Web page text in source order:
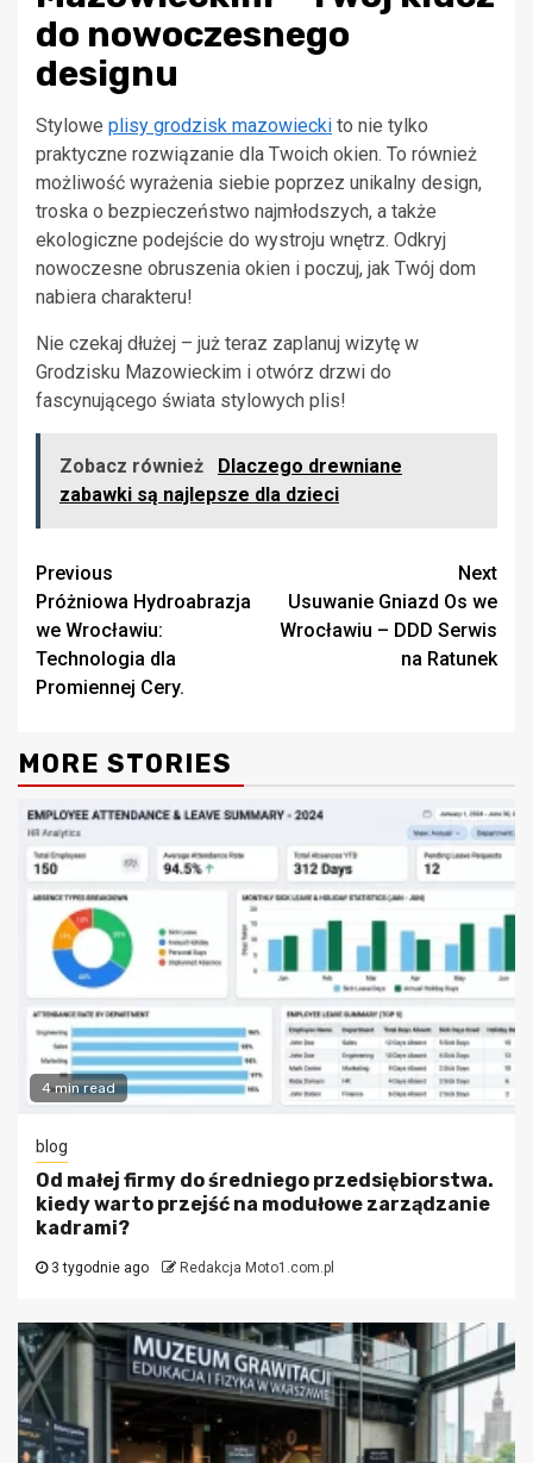
do nowoczesnego
designu
Stylowe plisy grodzisk mazowiecki to nie tylko
praktyczne rozwiązanie dla Twoich okien. To również
możliwość wyrażenia siebie poprzez unikalny design,
troska o bezpieczeństwo najmłodszych, a także
ekologiczne podejście do wystroju wnętrz. Odkryj
nowoczesne obruszenia okien i poczuj, jak Twój dom
nabiera charakteru!
Nie czekaj dłużej – już teraz zaplanuj wizytę w
Grodzisku Mazowieckim i otwórz drzwi do
fascynującego świata stylowych plis!
Zobacz również
Dlaczego drewniane
zabawki są najlepsze dla dzieci
Continue
Reading
Previous
Próżniowa Hydroabrazja
we Wrocławiu:
Technologia dla
Promiennej Cery.
Next
Usuwanie Gniazd Os we
Wrocławiu – DDD Serwis
na Ratunek
MORE STORIES
4 min read
blog
Od małej firmy do średniego przedsiębiorstwa.
kiedy warto przejść na modułowe zarządzanie
kadrami?
3 tygodnie ago Redakcja Moto1.com.pl